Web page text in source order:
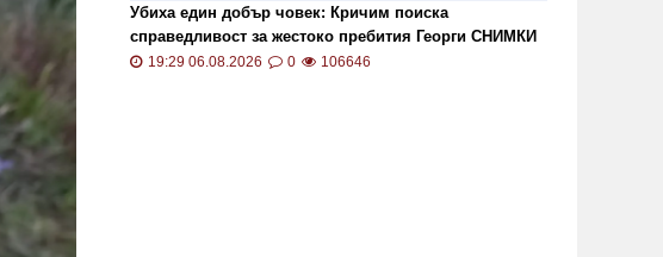
Убиха един добър човек: Кричим поиска
справедливост за жестоко пребития Георги СНИМКИ
и ВИДЕО
19:29 06.08.2026 0 106646